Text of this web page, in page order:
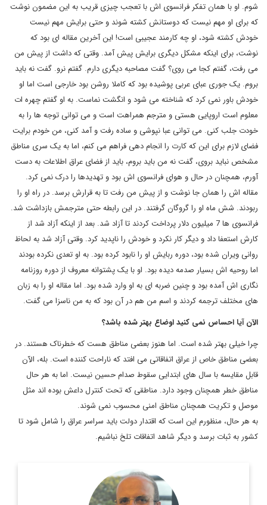
شوم. او با همان تفکر فرانسوی اش با تعجب چیزی قریب به این مضمون نوشت
که برای او مهم نیست که دوستانش کشته شوند و حتی برایش مهم نیست
خودش کشته شود، او چه کارمند عجیبی است! این آخرین مقاله ای بود که
نوشت، برای اینکه مشکل دیگری برایش پیش آمد. وقتی که داشت از پیش من
می رفت، گفتم کجا می روی؟ گفت مصاحبه دیگری دارم. گفتم نرو. گفت نه باید
بروم. یک جوری عبای عربی پوشیده بود که کاملا روشن بود خارجی است اما او
خودش باور نمی کرد که شناخته می شود و انگشت نماست. به او گفتم چهره ات
معلوم است اروپایی هستی و مترجم همراهت است و می توانی توجه ها را به
خودت جلب کنی. می توانی عبا نپوشی و ساده رفت و آمد کنی، من خودم برایت
فضای لازم برای این که کارت را انجام دهی فراهم می کنم، اما به یک سری مناطق
مشخص نباید بروی، گفت نه من باید بروم، باید از فضای عراق اطلاعات به دست
آورم، همچنان در حال و هوای فرانسوی اش بود و تهدیدها را درک نمی کرد.
مقاله اش را همان جا نوشت و از پیش من رفت تا به قرارش برسد. در راه او را
ربودند. شش ماه او را گروگان گرفتند. در این رابطه حتی مترجمش بازداشت شد.
فرانسوی ها 7 میلیون دلار پرداخت کردند تا آزاد شد. بعد از اینکه آزاد شد از
کارش استعفا داد و دیگر کار نکرد و خودش را ناپدید کرد. وقتی آزاد شد به لحاظ
روانی ویران شده بود، دوره ربایش او را نابود کرده بود. به او تعدی نکرده بودند
اما روحیه اش بسیار صدمه دیده بود. او با یک پشتوانه معروف از دوره روزنامه
نگاری اش آمده بود و چنین ضربه ای به او وارد شده بود. اما مقاله او را به زبان
های مختلف ترجمه کردند و اسم من هم در آن بود که به من ناسزا می گفت.
الآن آیا احساس نمی کنید اوضاع بهتر شده باشد؟
چرا خیلی بهتر شده است. اما هنوز بعضی مناطق هست که خطرناک هستند. در
بعضی مناطق خاص از عراق اتفاقاتی می افتد که ناراحت کننده است. بله، الآن
قابل مقایسه با سال های ابتدایی سقوط صدام حسین نیست. اما به هر حال
مناطق خطر همچنان وجود دارد. مناطقی که تحت کنترل داعش بوده اند مثل
موصل و تکریت همچنان مناطق امنی محسوب نمی شوند.
به هر حال، منظورم این است که اقتدار دولت باید سراسر عراق را شامل شود تا
کشور به ثبات برسد و دیگر شاهد اتفاقات تلخ نباشیم.
روزنامه نگار، نویسنده، مترجم و سردبیر دیپلماسی ایرانی.